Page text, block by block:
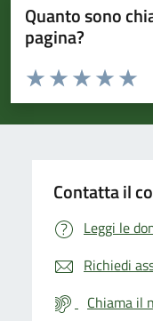
Quanto sono
pagina?
Valuta da 1 a 5 stelle la
Valuta 4
Valuta 3
Valuta 2 stelle
Valuta 1 stelle su 5
Contatta il
Leggi le
Richiedi
Chiama il